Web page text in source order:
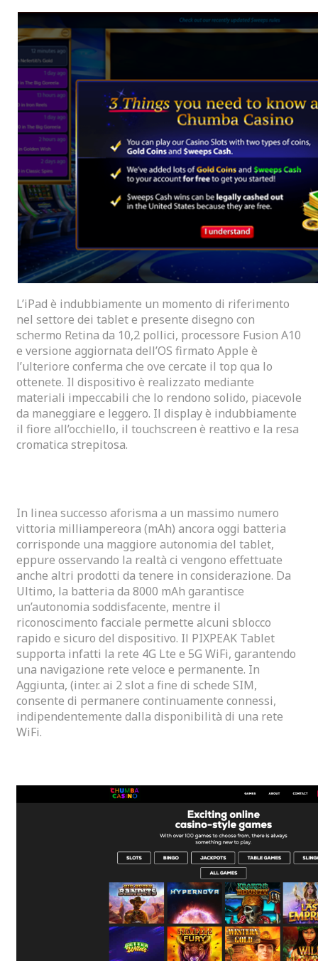
L’iPad è indubbiamente un momento di riferimento
nel settore dei tablet e presente disegno con
schermo Retina da 10,2 pollici, processore Fusion A10
e versione aggiornata dell’OS firmato Apple è
l’ulteriore conferma che ove cercate il top qua lo
ottenete. Il dispositivo è realizzato mediante
materiali impeccabili che lo rendono solido, piacevole
da maneggiare e leggero. Il display è indubbiamente
il fiore all’occhiello, il touchscreen è reattivo e la resa
cromatica strepitosa.
In linea successo aforisma a un massimo numero
vittoria milliampereora (mAh) ancora oggi batteria
corrisponde una maggiore autonomia del tablet,
eppure osservando la realtà ci vengono effettuate
anche altri prodotti da tenere in considerazione. Da
Ultimo, la batteria da 8000 mAh garantisce
un’autonomia soddisfacente, mentre il
riconoscimento facciale permette alcuni sblocco
rapido e sicuro del dispositivo. Il PIXPEAK Tablet
supporta infatti la rete 4G Lte e 5G WiFi, garantendo
una navigazione rete veloce e permanente. In
Aggiunta, (inter. ai 2 slot a fine di schede SIM,
consente di permanere continuamente connessi,
indipendentemente dalla disponibilità di una rete
WiFi.